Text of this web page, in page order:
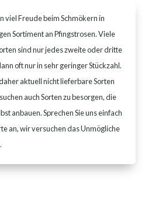
viel Freude beim Schmökern in
Sortiment an Pfingstrosen. Viele
sind nur jedes zweite oder dritte
oft nur in sehr geringer Stückzahl.
aktuell nicht lieferbare Sorten
auch Sorten zu besorgen, die
anbauen. Sprechen Sie uns einfach
an, wir versuchen das Unmögliche